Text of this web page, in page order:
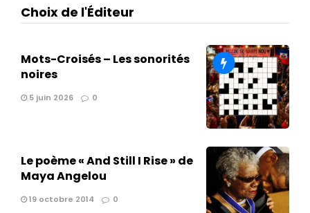
Choix de l'Éditeur
Mots-Croisés – Les sonorités
noires
5 juin 2026 0
Le poème « And Still I Rise » de
Maya Angelou
19 octobre 2014 0